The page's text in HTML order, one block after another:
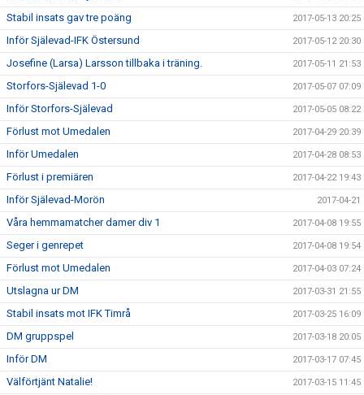
Stabil insats gav tre poäng 2017-05-13 20:25
Inför Själevad-IFK Östersund 2017-05-12 20:30
Josefine (Larsa) Larsson tillbaka i träning. 2017-05-11 21:53
Storfors-Själevad 1-0 2017-05-07 07:09
Inför Storfors-Själevad 2017-05-05 08:22
Förlust mot Umedalen 2017-04-29 20:39
Inför Umedalen 2017-04-28 08:53
Förlust i premiären 2017-04-22 19:43
Inför Själevad-Morön 2017-04-21
Våra hemmamatcher damer div 1 2017-04-08 19:55
Seger i genrepet 2017-04-08 19:54
Förlust mot Umedalen 2017-04-03 07:24
Utslagna ur DM 2017-03-31 21:55
Stabil insats mot IFK Timrå 2017-03-25 16:09
DM gruppspel 2017-03-18 20:05
Inför DM 2017-03-17 07:45
Välförtjänt Natalie! 2017-03-15 11:45